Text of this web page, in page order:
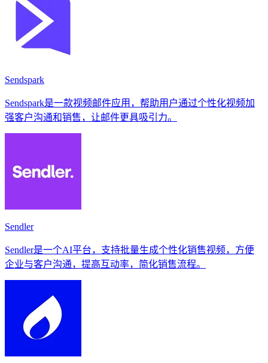
Sendspark
Sendspark是一款视频邮件应用，帮助用户通过个性化视频加
强客户沟通和销售，让邮件更具吸引力。
Sendler
Sendler是一个AI平台，支持批量生成个性化销售视频，方便
企业与客户沟通，提高互动率，简化销售流程。